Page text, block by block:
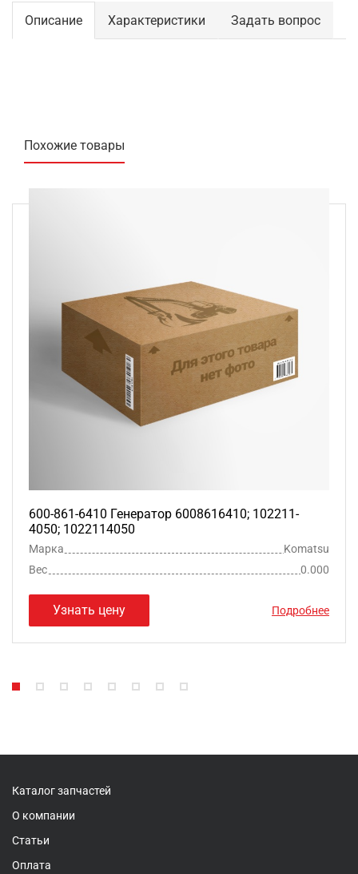
Описание Характеристики Задать вопрос
Похожие товары
600-861-6410 Генератор 6008616410; 102211-
4050; 1022114050
Марка
Komatsu
Вес
0.000
Узнать цену Подробнее
Каталог запчастей
О компании
Статьи
Оплата